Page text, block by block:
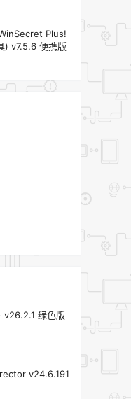
Plus!
) v7.5.6 便携版
绿色版
v24.6.191